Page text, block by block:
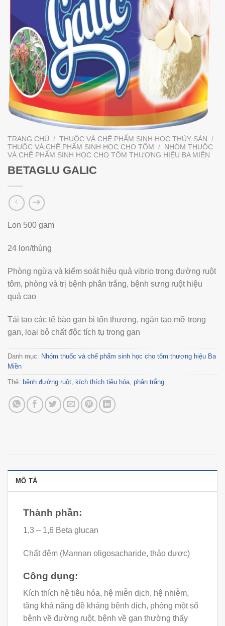
TRANG CHỦ / THUỐC VÀ CHẾ PHẨM SINH HỌC THỦY SẢN
/
THUỐC VÀ CHẾ PHẨM SINH HỌC CHO TÔM
/
NHÓM THUỐC
VÀ CHẾ PHẨM SINH HỌC CHO TÔM THƯƠNG HIỆU BA MIỀN
BETAGLU GALIC
Lon 500 gam
24 lon/thùng
Phòng ngừa và kiểm soát hiệu quả vibrio trong đường ruột
tôm, phòng và trị bệnh phân trắng, bệnh sưng ruột hiệu
quả cao
Tái tạo các tế bào gan bị tổn thương, ngăn tạo mỡ trong
gan, loại bỏ chất độc tích tụ trong gan
Danh mục: Nhóm thuốc và chế phẩm sinh học cho tôm thương hiệu Ba
Miền
Thẻ: bệnh đường ruột, kích thích tiêu hóa, phân trắng
MÔ TẢ
Thành phần:
1,3 – 1,6 Beta glucan
Chất đệm (Mannan oligosacharide, thảo dược)
Công dụng:
Kích thích hệ tiêu hóa, hệ miễn dịch, hệ nhiễm,
tăng khả năng đề kháng bệnh dịch, phòng một số
bệnh về đường ruột, bệnh về gan thường thấy